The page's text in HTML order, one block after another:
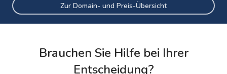
Zur Domain- und Preis-Übersicht
Brauchen Sie Hilfe bei Ihrer
Entscheidung?